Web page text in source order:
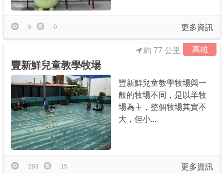
更多資訊
5 0
高雄
豐新鮮兒童教學牧場
約 77 公里
豐新鮮兒童教學牧場與一
般的牧場不同，是以羊牧
場為主，整個牧場其實不
大，但小...
更多資訊
293 15